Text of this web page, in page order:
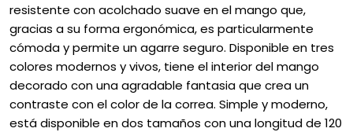
resistente con acolchado suave en el mango que,
gracias a su forma ergonómica, es particularmente
cómoda y permite un agarre seguro. Disponible en tres
colores modernos y vivos, tiene el interior del mango
decorado con una agradable fantasia que crea un
contraste con el color de la correa. Simple y moderno,
está disponible en dos tamaños con una longitud de 120